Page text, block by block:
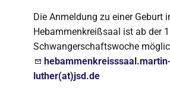
Die Anmeldung zu einer Geburt
Hebammenkreißsaal ist ab der
Schwangerschaftswoche
luther(at)jsd.de